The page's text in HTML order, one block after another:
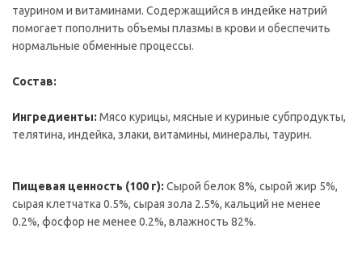
таурином и витаминами. Содержащийся в индейке натрий
помогает пополнить объемы плазмы в крови и обеспечить
нормальные обменные процессы.
Состав:
Ингредиенты: Мясо курицы, мясные и куриные субпродукты,
телятина, индейка, злаки, витамины, минералы, таурин.
Пищевая ценность (100 г): Сырой белок 8%, сырой жир 5%,
сырая клетчатка 0.5%, сырая зола 2.5%, кальций не менее
0.2%, фосфор не менее 0.2%, влажность 82%.